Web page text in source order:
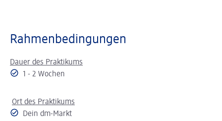
Rahmenbedingungen
Dauer des Praktikums
1 - 2 Wochen
Ort des Praktikums
Dein dm-Markt